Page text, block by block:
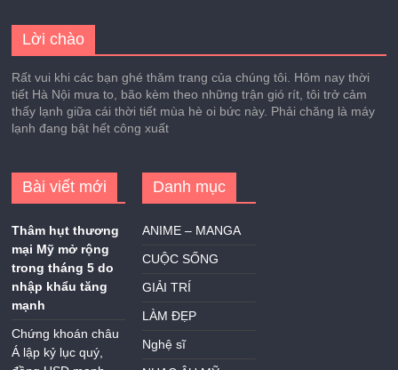
Lời chào
Rất vui khi các bạn ghé thăm trang của chúng tôi. Hôm nay thời
tiết Hà Nội mưa to, bão kèm theo những trận gió rít, tôi trở cảm
thấy lạnh giữa cái thời tiết mùa hè oi bức này. Phải chăng là máy
lạnh đang bật hết công xuất
Bài viết mới
Thâm hụt thương
mại Mỹ mở rộng
trong tháng 5 do
nhập khẩu tăng
mạnh
Chứng khoán châu
Á lập kỷ lục quý,
Danh mục
ANIME – MANGA
CUỘC SỐNG
GIẢI TRÍ
LÀM ĐẸP
Nghệ sĩ